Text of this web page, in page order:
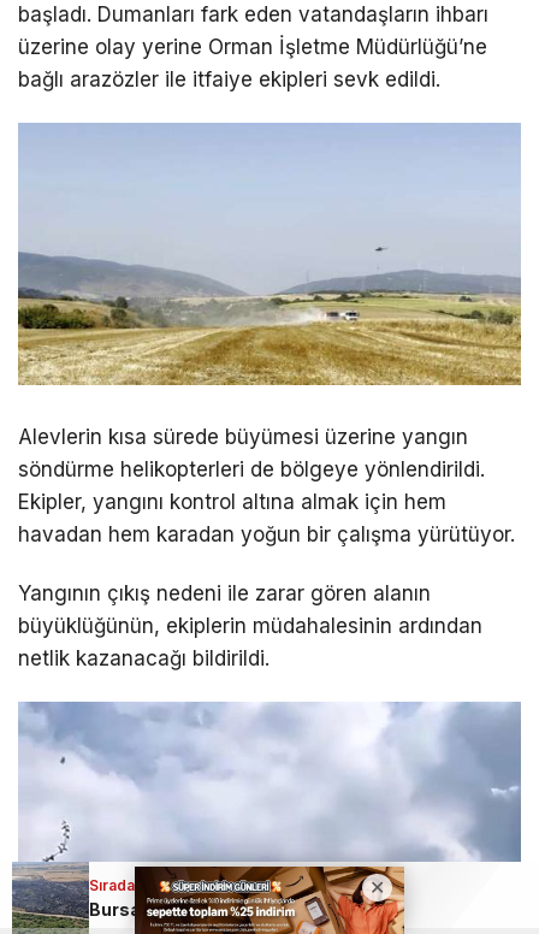
başladı. Dumanları fark eden vatandaşların ihbarı
üzerine olay yerine Orman İşletme Müdürlüğü’ne
bağlı arazözler ile itfaiye ekipleri sevk edildi.
Alevlerin kısa sürede büyümesi üzerine yangın
söndürme helikopterleri de bölgeye yönlendirildi.
Ekipler, yangını kontrol altına almak için hem
havadan hem karadan yoğun bir çalışma yürütüyor.
Yangının çıkış nedeni ile zarar gören alanın
büyüklüğünün, ekiplerin müdahalesinin ardından
netlik kazanacağı bildirildi.
Sıradaki Haber
Bursa’da makilik alandaki yangında korkulan olmadı!